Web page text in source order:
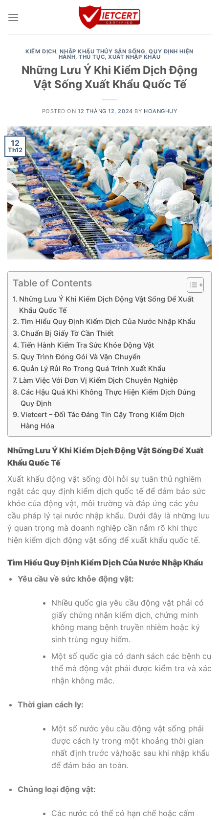
KIỂM DỊCH,NHẬP KHẨU THỦY SẢN SỐNG,QUY ĐỊNH HIỆN
HÀNH,THỦ TỤC,XUẤT NHẬP KHẨU
Những Lưu Ý Khi Kiểm Dịch Động
Vật Sống Xuất Khẩu Quốc Tế
POSTED ON12 THÁNG 12, 2024 BY HOANGHUY
12
Th12
Table of Contents
Những Lưu Ý Khi Kiểm Dịch Động Vật Sống Để Xuất
Khẩu Quốc Tế
Tìm Hiểu Quy Định Kiểm Dịch Của Nước Nhập Khẩu
Chuẩn Bị Giấy Tờ Cần Thiết
Tiến Hành Kiểm Tra Sức Khỏe Động Vật
Quy Trình Đóng Gói Và Vận Chuyển
Quản Lý Rủi Ro Trong Quá Trình Xuất Khẩu
Làm Việc Với Đơn Vị Kiểm Dịch Chuyên Nghiệp
Các Hậu Quả Khi Không Thực Hiện Kiểm Dịch Đúng
Quy Định
Vietcert – Đối Tác Đáng Tin Cậy Trong Kiểm Dịch
Hàng Hóa
Những Lưu Ý Khi Kiểm Dịch Động Vật Sống Để Xuất
Khẩu Quốc Tế
Xuất khẩu động vật sống đòi hỏi sự tuân thủ nghiêm
ngặt các quy định kiểm dịch quốc tế để đảm bảo sức
khỏe của động vật, môi trường và đáp ứng các yêu
cầu pháp lý tại nước nhập khẩu. Dưới đây là những lưu
ý quan trọng mà doanh nghiệp cần nắm rõ khi thực
hiện kiểm dịch động vật sống để xuất khẩu quốc tế.
Tìm Hiểu Quy Định Kiểm Dịch Của Nước Nhập Khẩu
Yêu cầu về sức khỏe động vật:
Nhiều quốc gia yêu cầu động vật phải có
giấy chứng nhận kiểm dịch, chứng minh
không mang bệnh truyền nhiễm hoặc ký
sinh trùng nguy hiểm.
Một số quốc gia có danh sách các bệnh cụ
thể mà động vật phải được kiểm tra và xác
nhận không mắc.
Thời gian cách ly:
Một số nước yêu cầu động vật sống phải
được cách ly trong một khoảng thời gian
nhất định trước và/hoặc sau khi nhập khẩu
để đảm bảo an toàn.
Chủng loại động vật:
Các nước có thể có hạn chế hoặc cấm